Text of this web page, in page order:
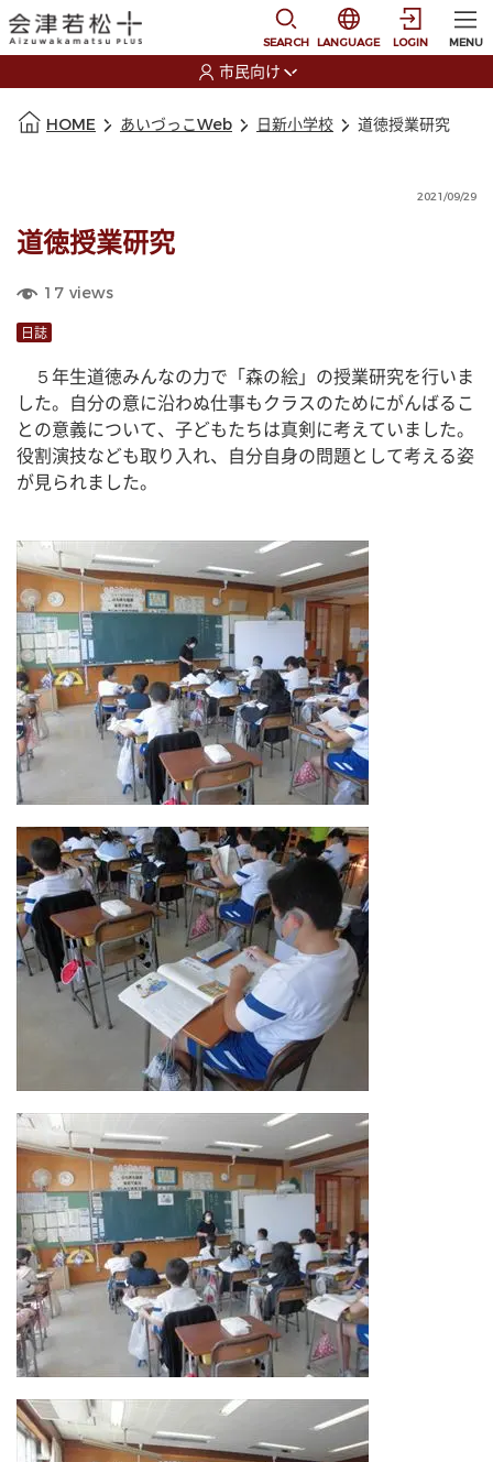
SEARCH
選択すると言語の切
LANGUAGE LOGIN MENU
市民向け
HOME あいづっこWeb 日新小学校 道徳授業研究
2021/09/29
道徳授業研究
17 views
日誌
５年生道徳みんなの力で「森の絵」の授業研究を行いま
した。自分の意に沿わぬ仕事もクラスのためにがんばるこ
との意義について、子どもたちは真剣に考えていました。
役割演技なども取り入れ、自分自身の問題として考える姿
が見られました。